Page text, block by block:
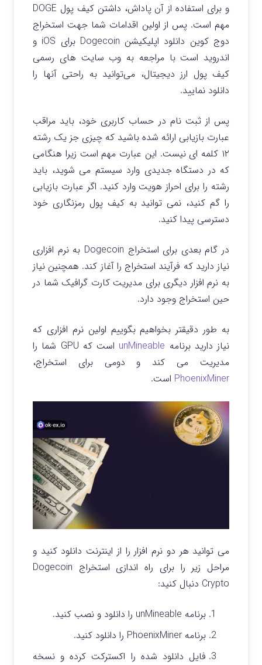
و برای استفاده از آن پاداش، داشتن کیف پول DOGE
مهم است. پس از اولین اقدامات شما جهت استخراج
دوج کوین دانلود اپلیکیشن Dogecoin برای iOS و
اندروید است با مراجعه به وب سایت های رسمی
کیف پول ارز دیجیتال، می‌توانید به راحتی آنها را
دانلود نمایید.
پس از ثبت نام در حساب کاربری خود، باید مراقب
عبارت بازیابی ارائه شده باشید که چیزی جز یک رشته
۱۲ کلمه ای نیست. این عبارت مهم است زیرا هنگامی
که در دستگاه جدیدی وارد سیستم می شوید، باید
رشته را برای احراز هویت وارد کنید. اگر عبارت بازیابی
را گم کنید، نمی توانید به کیف پول رمزنگاری خود
دسترسی پیدا کنید.
در گام بعدی برای استخراج Dogecoin به نرم افزاری
نیاز دارید که فرآیند استخراج را آغاز کند. همچنین نیاز
به نرم افزار دیگری برای مدیریت کارت گرافیک شما در
حین استخراج وجود دارد.
به طور دقیقتر بخواهیم بگوییم اولین نرم افزاری که
نیاز دارید برنامه unMineable
است که GPU شما را
مدیریت می کند و دومی برای استخراج،
PhoenixMiner است.
می توانید هر دو نرم افزار را از اینترنت دانلود کنید و
مراحل زیر را برای راه اندازی استخراج Dogecoin
Crypto دنبال کنید:
برنامه unMineable را دانلود و نصب کنید.
برنامه PhoenixMiner را دانلود کنید.
فایل دانلود شده را اکسترکت کرده و نسخه